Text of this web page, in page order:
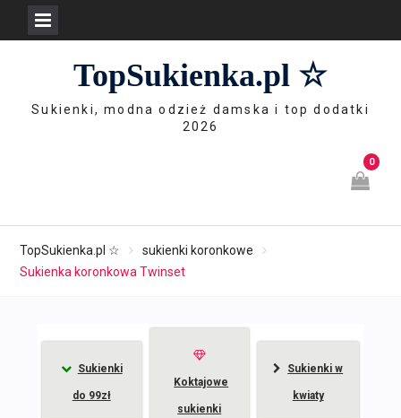
TopSukienka.pl ☆
Sukienki, modna odzież damska i top dodatki
2026
0
TopSukienka.pl ☆
sukienki koronkowe
Sukienka koronkowa Twinset
Sukienki
do 99zł
Koktajowe
sukienki
Sukienki w
kwiaty